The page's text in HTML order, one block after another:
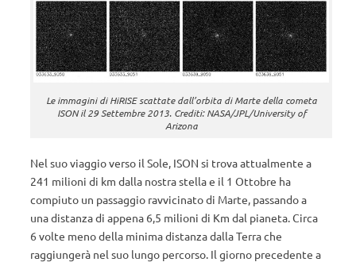
Le immagini di HiRISE scattate dall’orbita di Marte della cometa
ISON il 29 Settembre 2013. Crediti: NASA/JPL/University of
Arizona
Nel suo viaggio verso il Sole, ISON si trova attualmente a
241 milioni di km dalla nostra stella e il 1 Ottobre ha
compiuto un passaggio ravvicinato di Marte, passando a
una distanza di appena 6,5 milioni di Km dal pianeta. Circa
6 volte meno della minima distanza dalla Terra che
raggiungerà nel suo lungo percorso. Il giorno precedente a